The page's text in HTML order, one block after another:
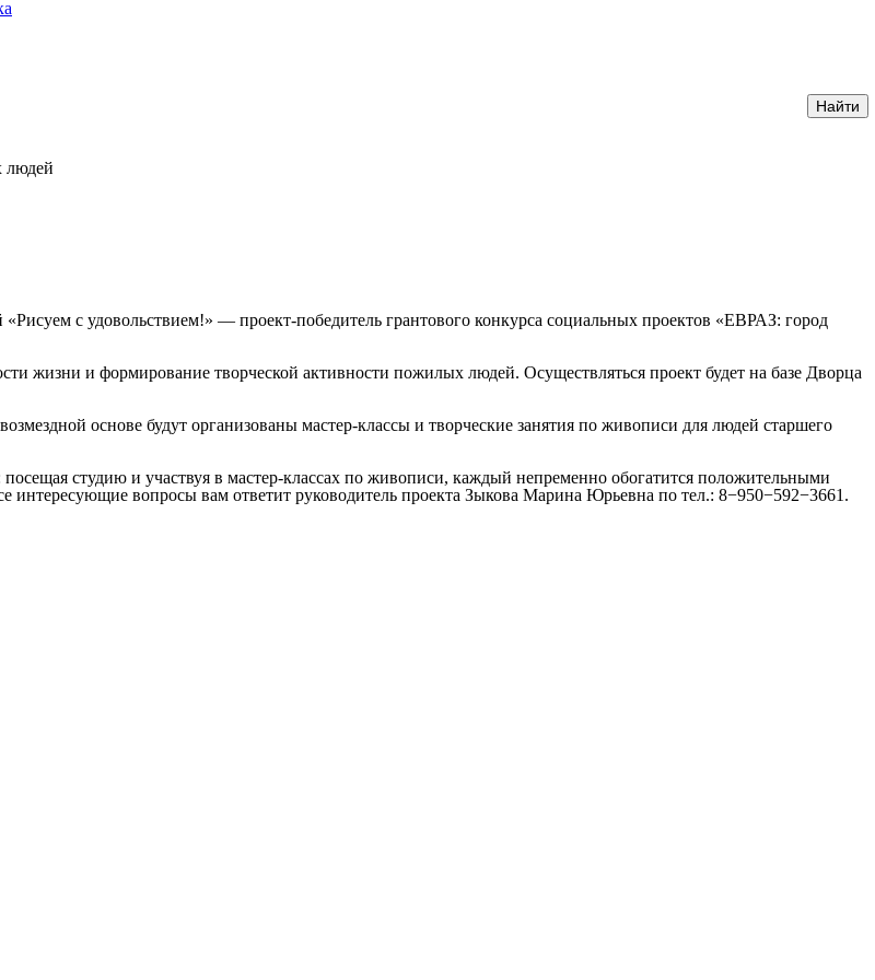
людей
с удовольствием!» — проект-победитель грантового конкурса социальных проектов «ЕВРАЗ: город
жизни и формирование творческой активности пожилых людей. Осуществляться проект будет на базе Дворца
основе будут организованы мастер-классы и творческие занятия по живописи для людей старшего
студию и участвуя в мастер-классах по живописи, каждый непременно обогатится положительными
интересующие вопросы вам ответит руководитель проекта Зыкова Марина Юрьевна по тел.: 8−950−592−3661.